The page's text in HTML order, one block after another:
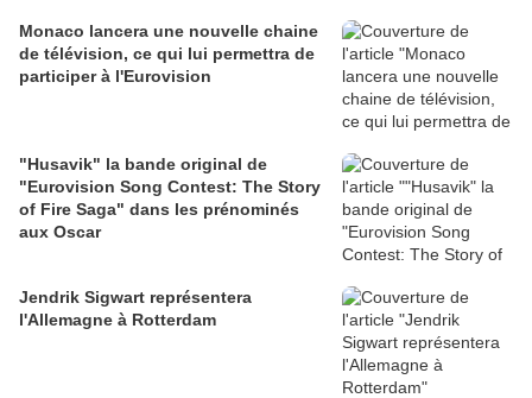
Monaco lancera une nouvelle chaine
de télévision, ce qui lui permettra de
participer à l'Eurovision
"Husavik" la bande original de
"Eurovision Song Contest: The Story
of Fire Saga" dans les prénominés
aux Oscar
Jendrik Sigwart représentera
l'Allemagne à Rotterdam